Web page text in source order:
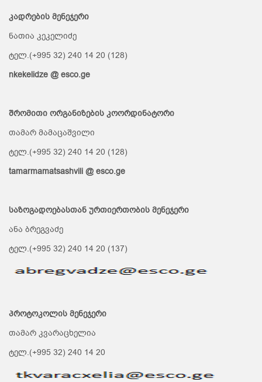
კადრების მენეჯერი
ნათია კეკელიძე
ტელ.(+995 32) 240 14 20 (128)
nkekelidze @ esco.ge
შრომითი ორგანიზების კოორდინატორი
თამარ მამაცაშვილი
ტელ.(+995 32) 240 14 20 (128)
tamarmamatsashvili @ esco.ge
საზოგადოებასთან ურთიერთობის მენეჯერი
ანა ბრეგვაძე
ტელ.(+995 32) 240 14 20 (137)
პროტოკოლის მენეჯერი
თამარ კვარაცხელია
ტელ.(+995 32) 240 14 20